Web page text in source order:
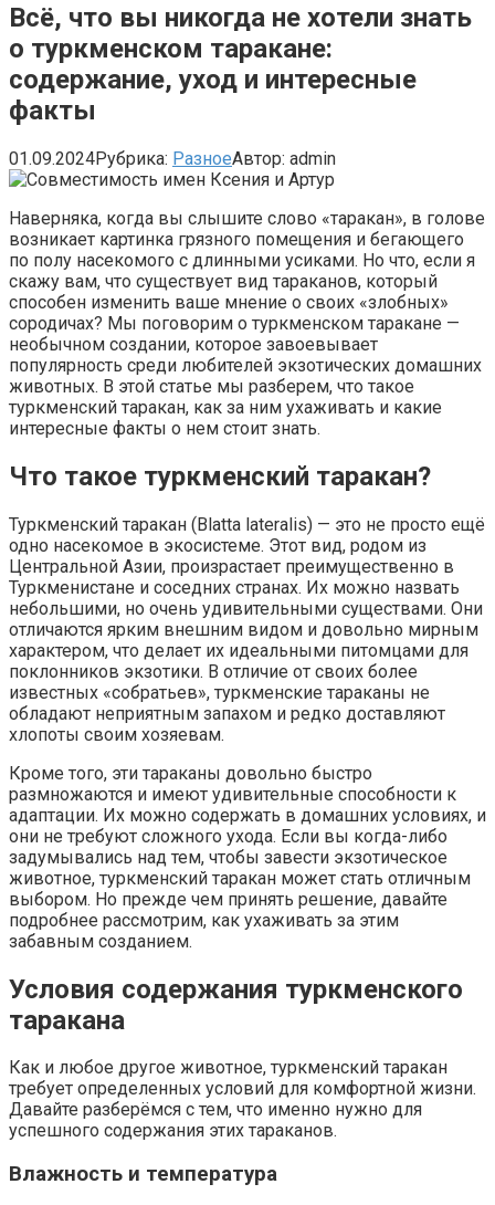
Всё, что вы никогда не хотели знать
о туркменском таракане:
содержание, уход и интересные
факты
01.09.2024Рубрика: РазноеАвтор: admin
Наверняка, когда вы слышите слово «таракан», в голове
возникает картинка грязного помещения и бегающего
по полу насекомого с длинными усиками. Но что, если я
скажу вам, что существует вид тараканов, который
способен изменить ваше мнение о своих «злобных»
сородичах? Мы поговорим о туркменском таракане —
необычном создании, которое завоевывает
популярность среди любителей экзотических домашних
животных. В этой статье мы разберем, что такое
туркменский таракан, как за ним ухаживать и какие
интересные факты о нем стоит знать.
Что такое туркменский таракан?
Туркменский таракан (Blatta lateralis) — это не просто ещё
одно насекомое в экосистеме. Этот вид, родом из
Центральной Азии, произрастает преимущественно в
Туркменистане и соседних странах. Их можно назвать
небольшими, но очень удивительными существами. Они
отличаются ярким внешним видом и довольно мирным
характером, что делает их идеальными питомцами для
поклонников экзотики. В отличие от своих более
известных «собратьев», туркменские тараканы не
обладают неприятным запахом и редко доставляют
хлопоты своим хозяевам.
Кроме того, эти тараканы довольно быстро
размножаются и имеют удивительные способности к
адаптации. Их можно содержать в домашних условиях, и
они не требуют сложного ухода. Если вы когда-либо
задумывались над тем, чтобы завести экзотическое
животное, туркменский таракан может стать отличным
выбором. Но прежде чем принять решение, давайте
подробнее рассмотрим, как ухаживать за этим
забавным созданием.
Условия содержания туркменского
таракана
Как и любое другое животное, туркменский таракан
требует определенных условий для комфортной жизни.
Давайте разберёмся с тем, что именно нужно для
успешного содержания этих тараканов.
Влажность и температура